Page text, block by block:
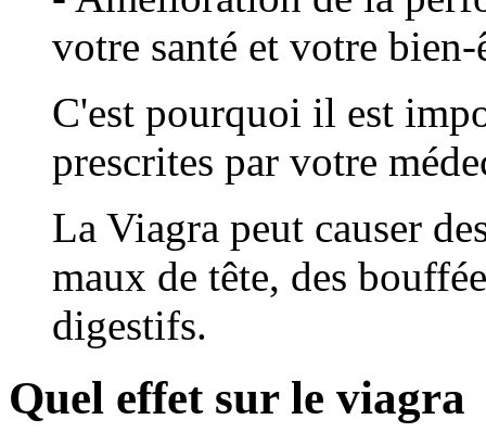
votre santé et votre
C'est pourquoi il est
prescrites par votre
La Viagra peut causer
maux de tête, des
digestifs.
Quel effet sur le viagra